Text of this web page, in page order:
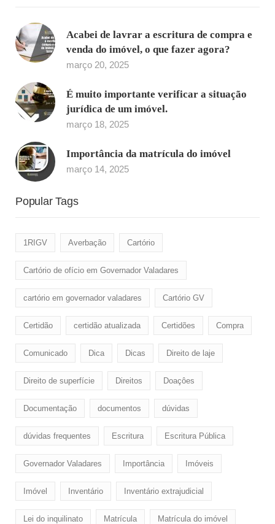
Acabei de lavrar a escritura de compra e
venda do imóvel, o que fazer agora?
março 20, 2025
É muito importante verificar a situação
jurídica de um imóvel.
março 18, 2025
Importância da matrícula do imóvel
março 14, 2025
Popular Tags
1RIGV Averbação Cartório
Cartório de ofício em Governador Valadares
cartório em governador valadares Cartório GV
Certidão certidão atualizada Certidões Compra
Comunicado Dica Dicas Direito de laje
Direito de superfície Direitos Doaçôes
Documentação documentos dúvidas
dúvidas frequentes Escritura Escritura Pública
Governador Valadares Importância Imóveis
Imóvel Inventário Inventário extrajudicial
Lei do inquilinato Matrícula Matrícula do imóvel